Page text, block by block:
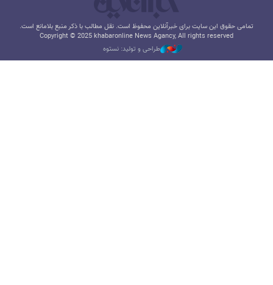
تمامی حقوق این سایت برای خبرآنلاین محفوظ است. نقل مطالب با ذکر منبع بلامانع است.
Copyright © 2025 khabaronline News Agancy, All rights reserved
طراحی و تولید: نستوه